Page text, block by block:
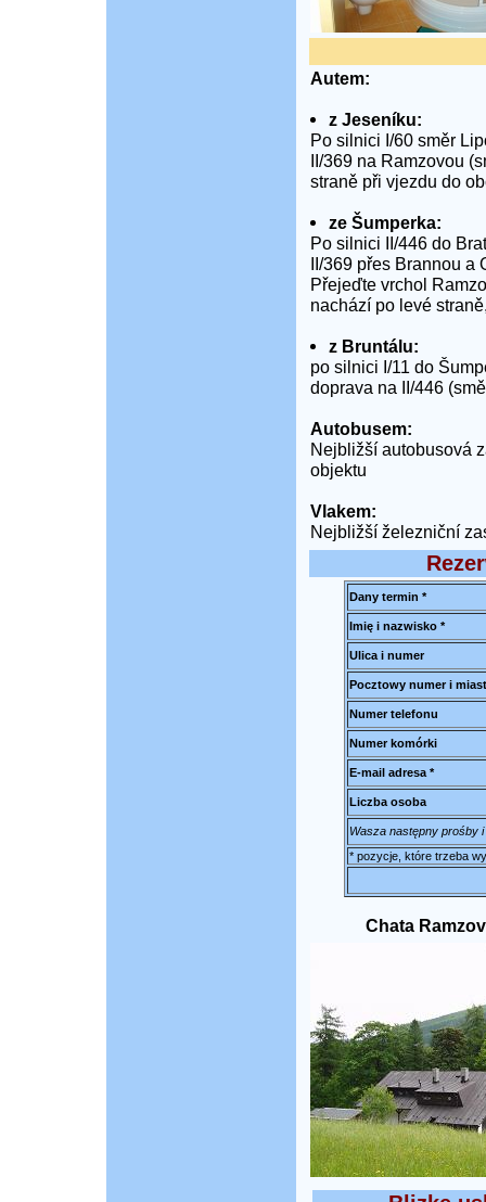
Autem:
z Jeseníku:
Po silnici I/60 směr
II/369 na Ramzovou
straně při vjezdu do
ze Šumperka:
Po silnici II/446 do
II/369 přes Brannou a
Přejeďte vrchol
nachází po levé
z Bruntálu:
po silnici I/11 do
doprava na II/446
Autobusem:
Nejbližší autobusová
objektu
Vlakem:
Nejbližší železniční
Dany termin *
Imię i nazwisko *
Ulica i numer
Pocztowy numer i
Numer telefonu
Numer komórki
E-mail adresa *
Liczba osoba
Wasza następny prośby i
* pozycje, które trzeba
Chata